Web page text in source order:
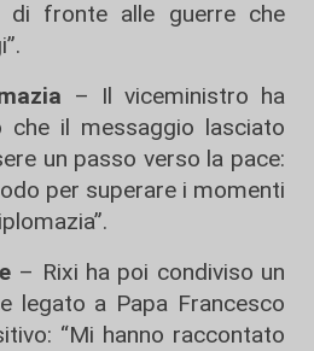
di fronte alle guerre che
– Il viceministro ha
che il messaggio lasciato
un passo verso la pace:
per superare i momenti
– Rixi ha poi condiviso un
legato a Papa Francesco
“Mi hanno raccontato